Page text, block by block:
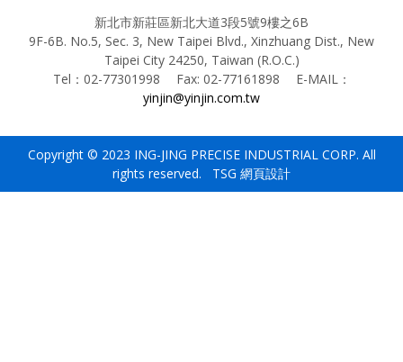
新北市新莊區新北大道3段5號9樓之6B
9F-6B. No.5, Sec. 3, New Taipei Blvd., Xinzhuang Dist., New
Taipei City 24250, Taiwan (R.O.C.)
Tel： 02-77301998 Fax: 02-77161898 E-MAIL：
yinjin@yinjin.com.tw
Copyright © 2023 ING-JING PRECISE INDUSTRIAL CORP. All
rights reserved. TSG 網頁設計